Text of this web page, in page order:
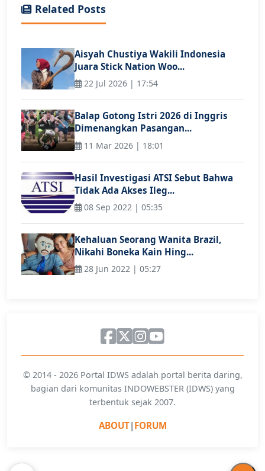
Related Posts
Aisyah Chustiya Wakili Indonesia
Juara Stick Nation Woo...
22 Jul 2026 | 17:54
Balap Gotong Istri 2026 di Inggris
Dimenangkan Pasangan...
11 Mar 2026 | 18:01
Hasil Investigasi ATSI Sebut Bahwa
Tidak Ada Akses Ileg...
08 Sep 2022 | 05:35
Kehaluan Seorang Wanita Brazil,
Nikahi Boneka Kain Hing...
28 Jun 2022 | 05:27
© 2014 - 2026 Portal IDWS adalah portal berita daring,
bagian dari komunitas INDOWEBSTER (IDWS) yang
terbentuk sejak 2007.
ABOUT| FORUM